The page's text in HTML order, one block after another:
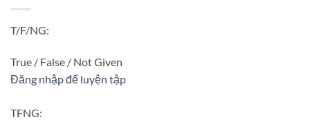
T/F/NG:
True / False / Not Given
Đăng nhập để luyện tập
TFNG: